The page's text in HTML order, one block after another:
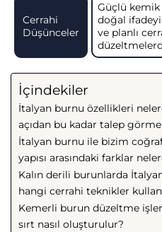
Cerrahi
Düşünceler
Güçlü kemik
doğal
ve planlı
İçindekiler
İtalyan burnu özellikleri
açıdan bu kadar talep
İtalyan burnu ile bizim
yapısı arasındaki farklar
Kalın derili burunlarda
hangi cerrahi teknikler
Kemerli burun düzeltme
sırt nasıl oluşturulur?